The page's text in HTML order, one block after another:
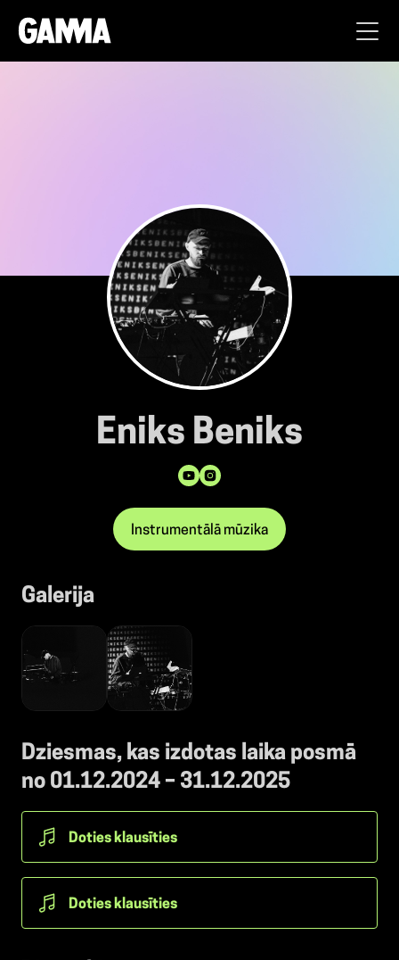
Eniks Beniks
Instrumentālā mūzika
Galerija
Dziesmas, kas izdotas laika posmā
no 01.12.2024 – 31.12.2025
Doties klausīties
Doties klausīties